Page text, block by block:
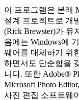
이 프로그램은 본래
설계 프로젝트로 개
(Rick Brewster)가 유
음에는 Windows에
웨어를 대체하기 위
하면서도 단순함을
니다. 또한 Adobe®
Microsoft Photo
사진 편집 소프트웨